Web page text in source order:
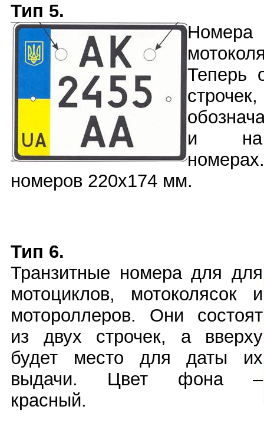
Тип 5.
Теперь
и на
номеров 220х174 мм.
Тип 6.
Транзитные номера для для
мотоциклов, мотоколясок и
мотороллеров. Они состоят
из двух строчек, а вверху
будет место для даты их
выдачи. Цвет фона –
красный.